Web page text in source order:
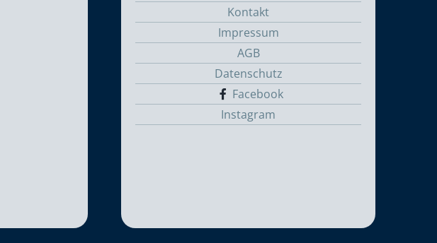
Kontakt
Impressum
AGB
Datenschutz
Facebook
Instagram